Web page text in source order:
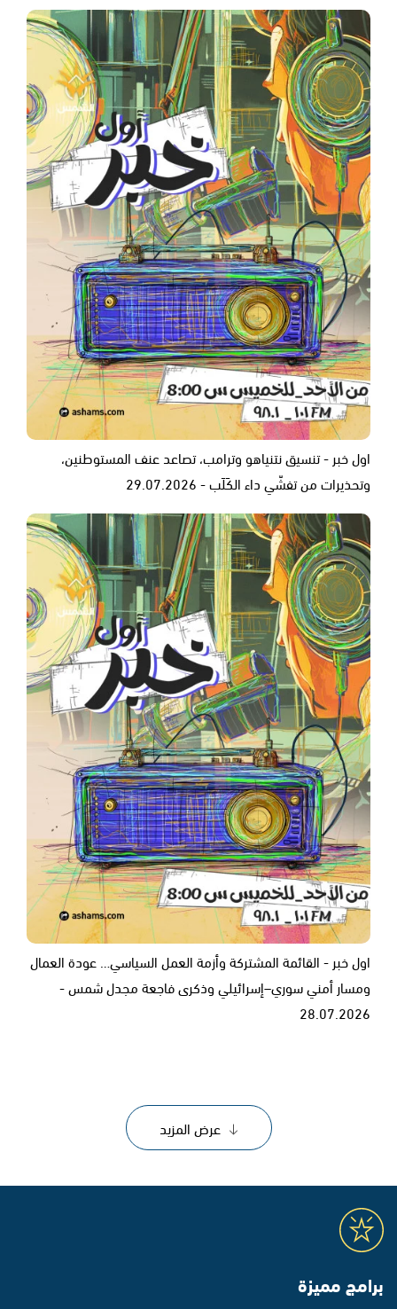
اول خبر - تنسيق نتنياهو وترامب، تصاعد عنف المستوطنين،
وتحذيرات من تفشّي داء الكَلَب - 29.07.2026
اول خبر - القائمة المشتركة وأزمة العمل السياسي… عودة العمال
ومسار أمني سوري–إسرائيلي وذكرى فاجعة مجدل شمس -
28.07.2026
عرض المزيد
برامج مميزة